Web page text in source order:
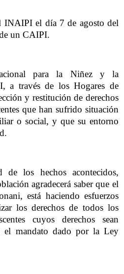
INAIPI el día 7 de agosto del
un CAIPI.
para la Niñez y la
a través de los Hogares de
y restitución de derechos
que han sufrido situación
o social, y que su entorno
de los hechos acontecidos,
agradecerá saber que el
está haciendo esfuerzos
los derechos de todos los
cuyos derechos sean
el mandato dado por la Ley